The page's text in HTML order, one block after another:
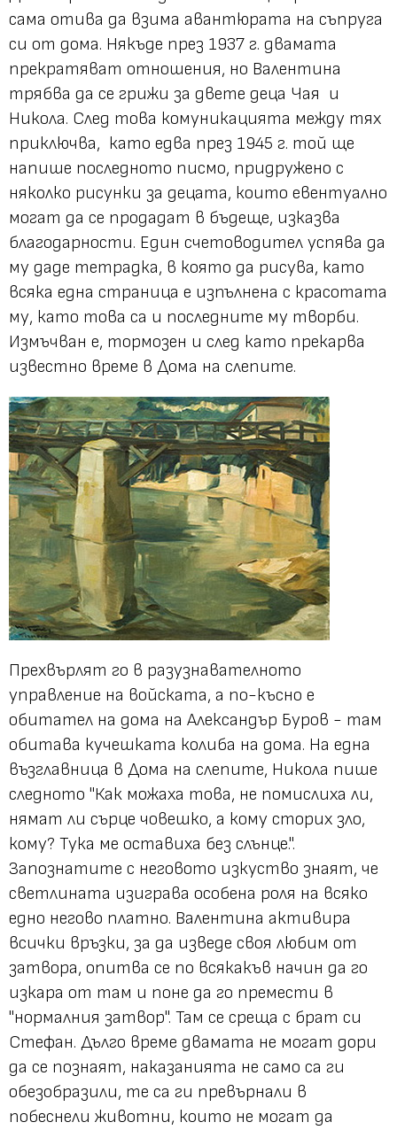
сама отива да взима авантюрата на съпруга
си от дома. Някъде през 1937 г. двамата
прекратяват отношения, но Валентина
трябва да се грижи за двете деца Чая и
Никола. След това комуникацията между тях
приключва, като едва през 1945 г. той ще
напише последното писмо, придружено с
няколко рисунки за децата, които евентуално
могат да се продадат в бъдеще, изказва
благодарности. Един счетоводител успява да
му даде тетрадка, в която да рисува, като
всяка една страница е изпълнена с красотата
му, като това са и последните му творби.
Измъчван е, тормозен и след като прекарва
известно време в Дома на слепите.
Прехвърлят го в разузнавателното
управление на войската, а по-късно е
обитател на дома на Александър Буров - там
обитава кучешката колиба на дома. На една
възглавница в Дома на слепите, Никола пише
следното "Как можаха това, не помислиха ли,
нямат ли сърце човешко, а кому сторих зло,
кому? Тука ме оставиха без слънце.".
Запознатите с неговото изкуство знаят, че
светлината изиграва особена роля на всяко
едно негово платно. Валентина активира
всички връзки, за да изведе своя любим от
затвора, опитва се по всякакъв начин да го
изкара от там и поне да го премести в
"нормалния затвор". Там се среща с брат си
Стефан. Дълго време двамата не могат дори
да се познаят, наказанията не само са ги
обезобразили, те са ги превърнали в
побеснели животни, които не могат да